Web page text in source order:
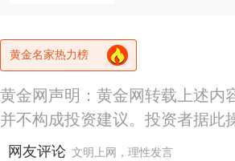
黄金名家热力榜
黄金网声明：黄金网转载上述内
并不构成投资建议。投资者据此
网友评论 文明上网，理性发言